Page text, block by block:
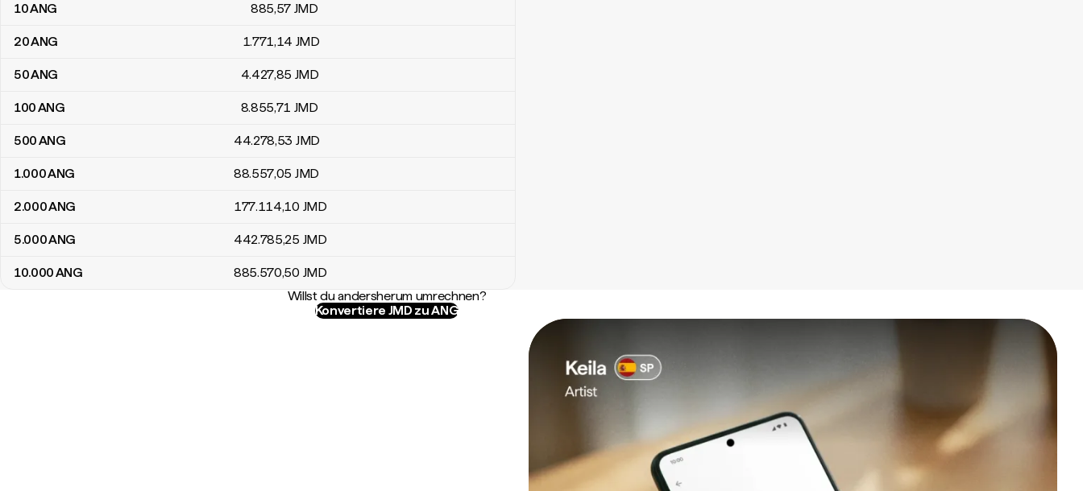
10ANG 885,57 JMD
20ANG 1.771,14 JMD
50ANG 4.427,85 JMD
100ANG 8.855,71 JMD
500ANG 44.278,53 JMD
1.000ANG 88.557,05 JMD
2.000ANG 177.114,10 JMD
5.000ANG 442.785,25 JMD
10.000ANG 885.570,50 JMD
Willst du andersherum umrechnen?
Konvertiere JMD zu ANG